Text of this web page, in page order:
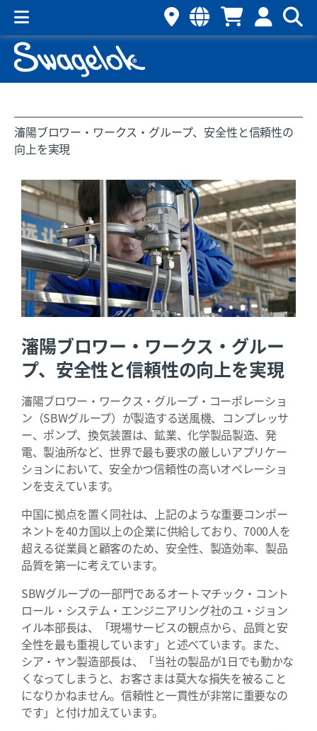
瀋陽ブロワー・ワークス・グループ、安全性と信頼性の
向上を実現
瀋陽ブロワー・ワークス・グルー
プ、安全性と信頼性の向上を実現
瀋陽ブロワー・ワークス・グループ・コーポレーショ
ン（SBWグループ）が製造する送風機、コンプレッサ
ー、ポンプ、換気装置は、鉱業、化学製品製造、発
電、製油所など、世界で最も要求の厳しいアプリケー
ションにおいて、安全かつ信頼性の高いオペレーショ
ンを支えています。
中国に拠点を置く同社は、上記のような重要コンポー
ネントを40カ国以上の企業に供給しており、7000人を
超える従業員と顧客のため、安全性、製造効率、製品
品質を第一に考えています。
SBWグループの一部門であるオートマチック・コント
ロール・システム・エンジニアリング社のユ・ジョン
イル本部長は、「現場サービスの観点から、品質と安
全性を最も重視しています」と述べています。また、
シア・ヤン製造部長は、「当社の製品が1日でも動かな
くなってしまうと、お客さまは莫大な損失を被ること
になりかねません。信頼性と一貫性が非常に重要なの
です」と付け加えています。